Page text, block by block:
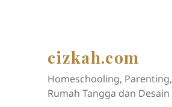
cizkah.com
Homeschooling, Parenting,
Rumah Tangga dan Desain